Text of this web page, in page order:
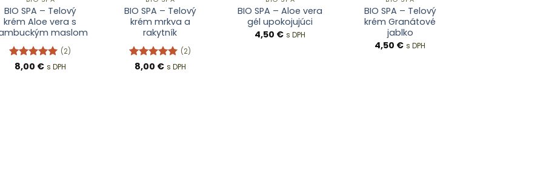
BIO SPA – Telový
krém Aloe vera s
maslom
Hodnotenie
(2)
8,00 € s DPH
BIO SPA – Telový
krém mrkva a
rakytník
Hodnotenie
(2)
8,00 € s DPH
BIO SPA – Aloe vera
gél upokojujúci
4,50 € s DPH
BIO SPA – Telový
krém Granátové
jablko
4,50 € s DPH